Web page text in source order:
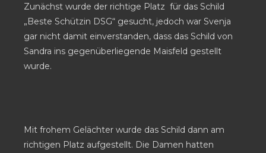
Zunächst wurde der richtige Platz für das Schild
„Beste Schützin DSG“ gesucht, jedoch war Svenja
gar nicht damit einverstanden, dass das Schild von
Sandra ins gegenüberliegende Maisfeld gestellt
wurde.
Mit frohem Gelächter wurde das Schild dann am
richtigen Platz aufgestellt. Die Damen hatten